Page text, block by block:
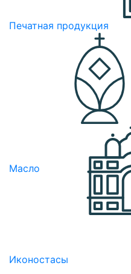
Печатная продукция
Масло
Иконостасы